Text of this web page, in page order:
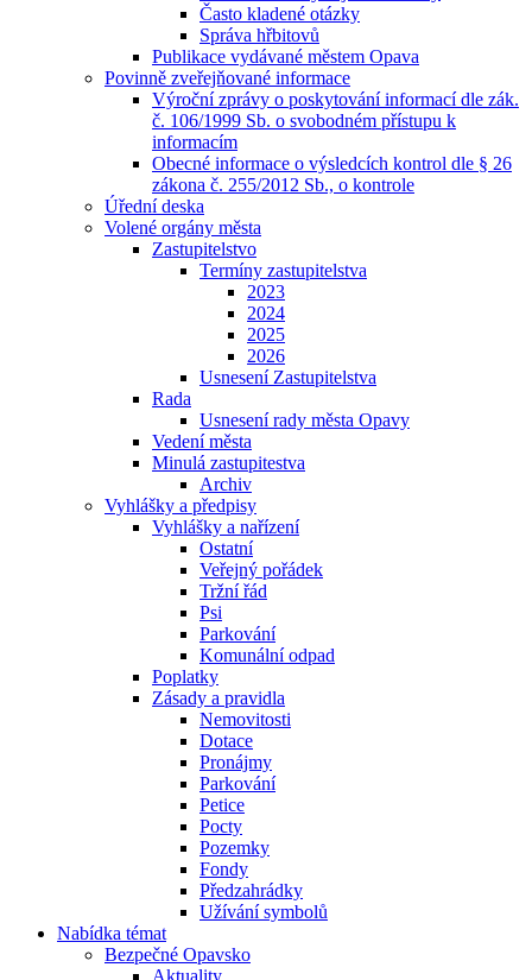
Často kladené otázky
Správa hřbitovů
Publikace vydávané městem Opava
Povinně zveřejňované informace
Výroční zprávy o poskytování informací dle zák.
č. 106/1999 Sb. o svobodném přístupu k
informacím
Obecné informace o výsledcích kontrol dle § 26
zákona č. 255/2012 Sb., o kontrole
Úřední deska
Volené orgány města
Zastupitelstvo
Termíny zastupitelstva
2023
2024
2025
2026
Usnesení Zastupitelstva
Rada
Usnesení rady města Opavy
Vedení města
Minulá zastupitestva
Archiv
Vyhlášky a předpisy
Vyhlášky a nařízení
Ostatní
Veřejný pořádek
Tržní řád
Psi
Parkování
Komunální odpad
Poplatky
Zásady a pravidla
Nemovitosti
Dotace
Pronájmy
Parkování
Petice
Pocty
Pozemky
Fondy
Předzahrádky
Užívání symbolů
Nabídka témat
Bezpečné Opavsko